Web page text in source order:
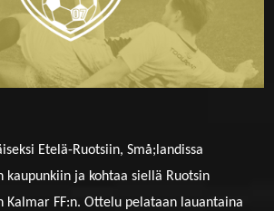
Etelä-Ruotsiin, Små;landissa
kaupunkiin ja kohtaa siellä Ruotsin
Kalmar FF:n. Ottelu pelataan lauantaina